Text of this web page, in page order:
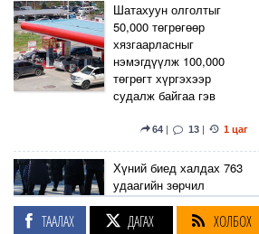
Шатахуун олголтыг
50,000 төгрөгөөр
хязгаарласныг
нэмэгдүүлж 100,000
төгрөгт хүргэхээр
судалж байгаа гэв
64 | 13 | 1 цаг
Хүний биед халдах 763
удаагийн зөрчил
бүртгэгджээ
ТААЛАХ ДАГАХ ХОЛБОХ